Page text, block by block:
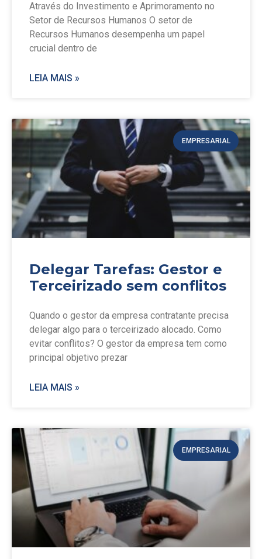
Através do Investimento e Aprimoramento no
Setor de Recursos Humanos O setor de
Recursos Humanos desempenha um papel
crucial dentro de
LEIA MAIS »
EMPRESARIAL
Delegar Tarefas: Gestor e
Terceirizado sem conflitos
Quando o gestor da empresa contratante precisa
delegar algo para o terceirizado alocado. Como
evitar conflitos? O gestor da empresa tem como
principal objetivo prezar
LEIA MAIS »
EMPRESARIAL